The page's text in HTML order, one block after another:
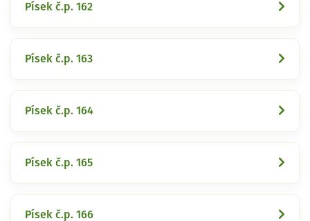
Písek č.p. 162
Písek č.p. 163
Písek č.p. 164
Písek č.p. 165
Písek č.p. 166